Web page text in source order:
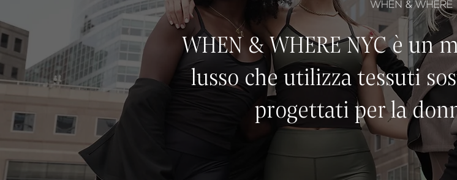
WHEN & WHERE NYC è un
lusso che utilizza tessuti
progettati per la